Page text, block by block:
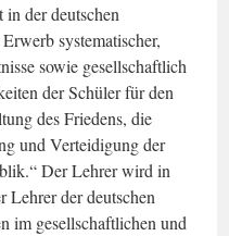
der deutschen
systematischer,
sowie gesellschaftlich
der Schüler für den
des Friedens, die
und Verteidigung der
Der Lehrer wird in
Lehrer der deutschen
im gesellschaftlichen und